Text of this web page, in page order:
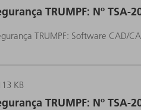
TRUMPF: Nº TSA-
TRUMPF: Software CAD/
KB
TRUMPF: Nº TSA-